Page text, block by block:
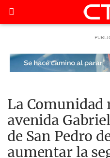
La Comunidad
avenida
de San Pedro
aumentar la